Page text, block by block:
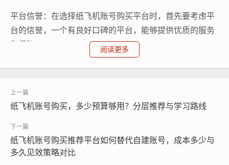
平台信誉：在选择纸飞机账号购买平台时，首先要考虑平
台的信誉，一个有良好口碑的平台，能够提供优质的服务
和保障。
带养号功能：带养号功能是选择平台的重要标准之一，一
并对其进行优化和推广，提高账号的活跃度和影响力。
阅读更多
纸飞机账号购买，多少预算够用？分层推荐与学习路线
纸飞机账号购买推荐平台如何替代自建账号，成本多少与
多久见效策略对比